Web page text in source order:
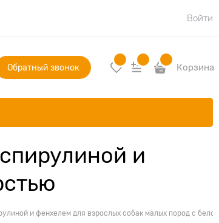
Войти
Обратный звонок Корзина
и
и фенхелем для взрослых собак малых пород с